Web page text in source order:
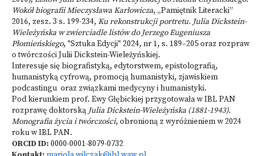
Wokół biografii Mieczysława Karłowicza, „Pamiętnik Literacki”
2016, zesz. 3 s. 199-234, Ku rekonstrukcji portretu. Julia Dickstein-
Wieleżyńska w zwierciadle listów do Jerzego Eugeniusza
Płomieńskiego, "Sztuka Edycji" 2024, nr 1, s. 189–205 oraz rozpraw
o twórczości Julii Dickstein-Wieleżyńskiej.
Interesuje się biografistyką, edytorstwem, epistolografią,
humanistyką cyfrową, promocją humanistyki, zjawiskiem
podcastingu oraz związkami medycyny i humanistyki.
Pod kierunkiem prof. Ewy Głębickiej przygotowała w IBL PAN
rozprawę doktorską Julia Dickstein-Wieleżyńska (1881-1943).
Monografia życia i twórczości, obronioną z wyróżnieniem w 2024
roku w IBL PAN.
ORCID ID:0000-0001-8079-0732